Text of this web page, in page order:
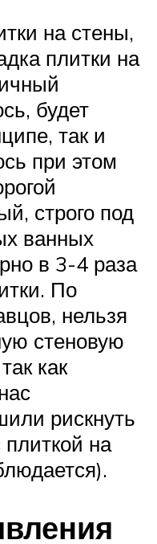
на стены,
плитки на
будет
так и
при этом
строго под
ванных
в 3-4 раза
По
нельзя
стеновую
как
рискнуть
плиткой на